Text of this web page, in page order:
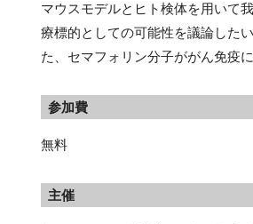
マウスモデルとヒト検体を用いて
療標的としての可能性を議論した
た、セマフォリン分子ががん免疫
参加費
無料
主催